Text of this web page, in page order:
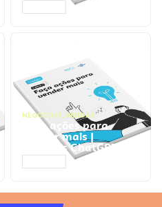
NEGÓCIOS, VENDAS
Faça ações para
vender mais |
Prompts ChatGPT